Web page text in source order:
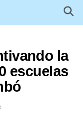
la
escuelas